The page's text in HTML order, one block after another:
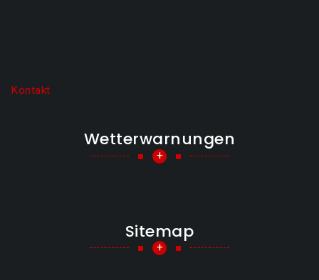
Kontakt
Wetterwarnungen
+
Sitemap
+